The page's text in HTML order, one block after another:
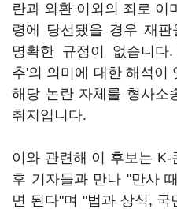
란과 외환 이외의 죄로 이
령에 당선됐을 경우 재
명확한 규정이 없습니
추'의 의미에 대한 해석이
해당 논란 자체를 형사소
취지입니다.
이와 관련해 이 후보는 K-
후 기자들과 만나 "만사
면 된다"며 "법과 상식,